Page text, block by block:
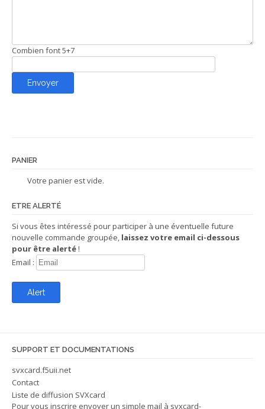
Combien font 5+7
PANIER
Votre panier est vide.
ETRE ALERTÉ
Si vous êtes intéressé pour participer à une éventuelle future
nouvelle commande groupée, laissez votre email ci-dessous
pour être alerté!
Email :
SUPPORT ET DOCUMENTATIONS
svxcard.f5uii.net
Contact
Liste de diffusion SVXcard
Pour vous inscrire envoyer un simple mail à svxcard-